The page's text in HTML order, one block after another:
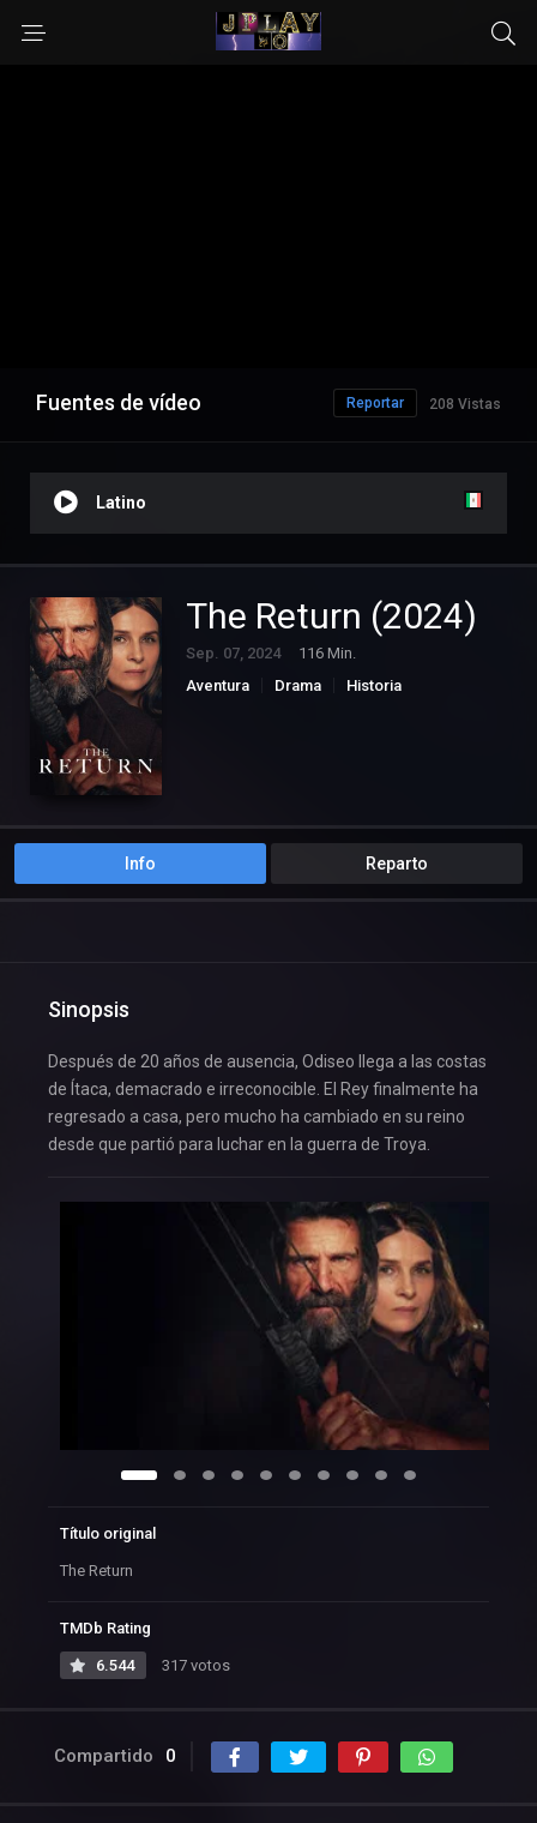
Fuentes de vídeo 208 Vistas
Reportar
Latino
The Return (2024)
Sep. 07, 2024
116 Min.
Aventura
Drama Historia
Info Reparto
Sinopsis
Después de 20 años de ausencia, Odiseo llega a las costas
de Ítaca, demacrado e irreconocible. El Rey finalmente ha
regresado a casa, pero mucho ha cambiado en su reino
desde que partió para luchar en la guerra de Troya.
Título original
The Return
TMDb Rating
6.544 317 votos
Compartido 0